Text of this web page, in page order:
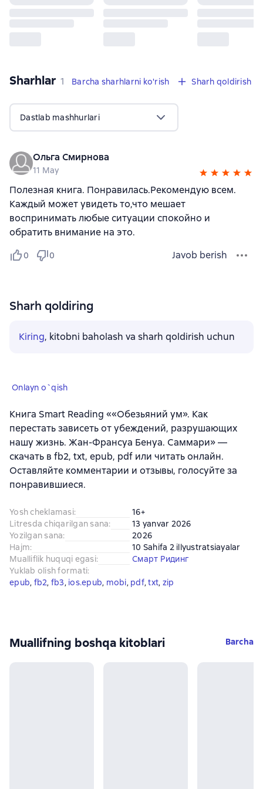
Sharhlar 1 sharh
1 Barcha sharhlarni ko'rish Sharh qoldirish
Dastlab mashhurlari
Ольга Смирнова
11 May
Полезная книга. Понравилась.Рекомендую всем.
Каждый может увидеть то,что мешает
воспринимать любые ситуации спокойно и
обратить внимание на это.
0 0 Javob berish
Sharh qoldiring
Kiring, kitobni baholash va sharh qoldirish uchun
Onlayn o`qish
Книга Smart Reading ««Обезьяний ум». Как
перестать зависеть от убеждений, разрушающих
нашу жизнь. Жан-Франсуа Бенуа. Саммари» —
скачать в fb2, txt, epub, pdf или читать онлайн.
Оставляйте комментарии и отзывы, голосуйте за
понравившиеся.
Yosh cheklamasi:
16+
Litresda chiqarilgan sana:
13 yanvar 2026
Yozilgan sana:
2026
Hajm:
10 Sahifa 2 illyustratsiayalar
Mualliflik huquqi egasi:
Смарт Ридинг
Yuklab olish formati:
epub, fb2, fb3, ios.epub, mobi, pdf, txt, zip
Muallifning boshqa kitoblari Barcha